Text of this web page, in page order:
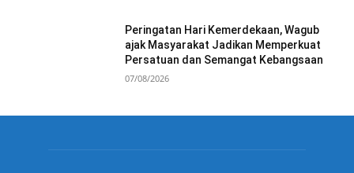
Peringatan Hari Kemerdekaan, Wagub
ajak Masyarakat Jadikan Memperkuat
Persatuan dan Semangat Kebangsaan
07/08/2026